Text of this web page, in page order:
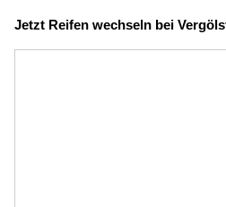
Jetzt Reifen wechseln bei